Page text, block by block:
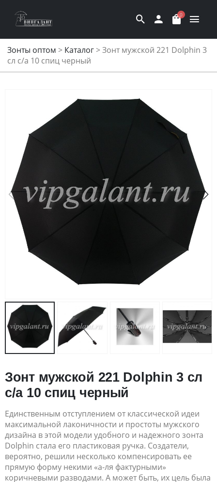
0
Зонты оптом > Каталог>Зонт мужской 221 Dolphin 3
сл с/а 10 спиц черный
Зонт мужской 221 Dolphin 3 сл
с/а 10 спиц черный
Единственным отступлением от классической идеи
максимальной лаконичности и простоты мужского
дизайна в этой модели удобного и надежного зонта
Dolphin стала его пластиковая ручка. Создатели,
вероятно, решили несколько компенсировать ее
прямую форму некими «а-ля фактурными»
коричневыми разводами. А может быть, их цель была